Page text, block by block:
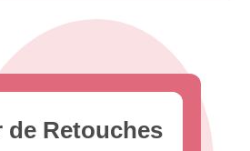
de Retouches